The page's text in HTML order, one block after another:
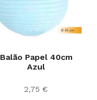
Balão Papel 40cm
Azul
2,75 €